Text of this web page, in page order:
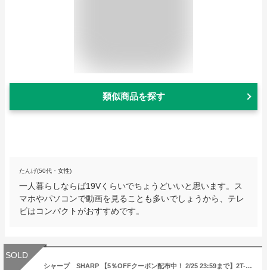
類似商品を探す
たんげ(50代・女性)
一人暮らしならば19Vくらいでちょうどいいと思います。ス
マホやパソコンで動画を見ることも多いでしょうから、テレ
ビはコンパクトがおすすめです。
SOLD
シャープ SHARP 【5％OFFクーポン配布中！ 2/25 23:59まで】2T-C24ADW 液晶テレビ AQUOS ホワイト [24V型 /ハイビジョン][2TC24ADW]【テレビ】